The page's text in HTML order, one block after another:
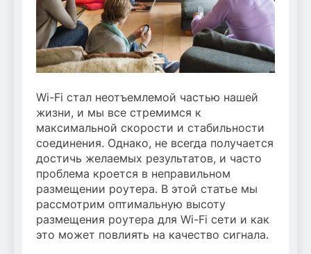
Wi-Fi стал неотъемлемой частью нашей
жизни, и мы все стремимся к
максимальной скорости и стабильности
соединения. Однако, не всегда получается
достичь желаемых результатов, и часто
проблема кроется в неправильном
размещении роутера. В этой статье мы
рассмотрим оптимальную высоту
размещения роутера для Wi-Fi сети и как
это может повлиять на качество сигнала.